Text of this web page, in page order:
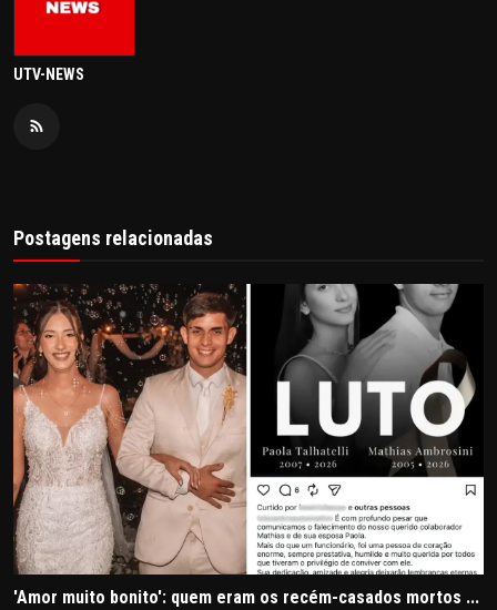
UTV-NEWS
Postagens relacionadas
'Amor muito bonito': quem eram os recém-casados mortos ...